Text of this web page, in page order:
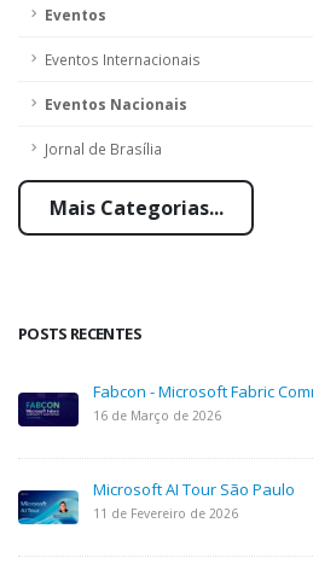
Eventos
Eventos Internacionais
Eventos Nacionais
Jornal de Brasília
Mais Categorias...
POSTS RECENTES
Fabcon - Microsoft Fabric
16 de Março de 2026
Microsoft AI Tour São Paulo
11 de Fevereiro de 2026